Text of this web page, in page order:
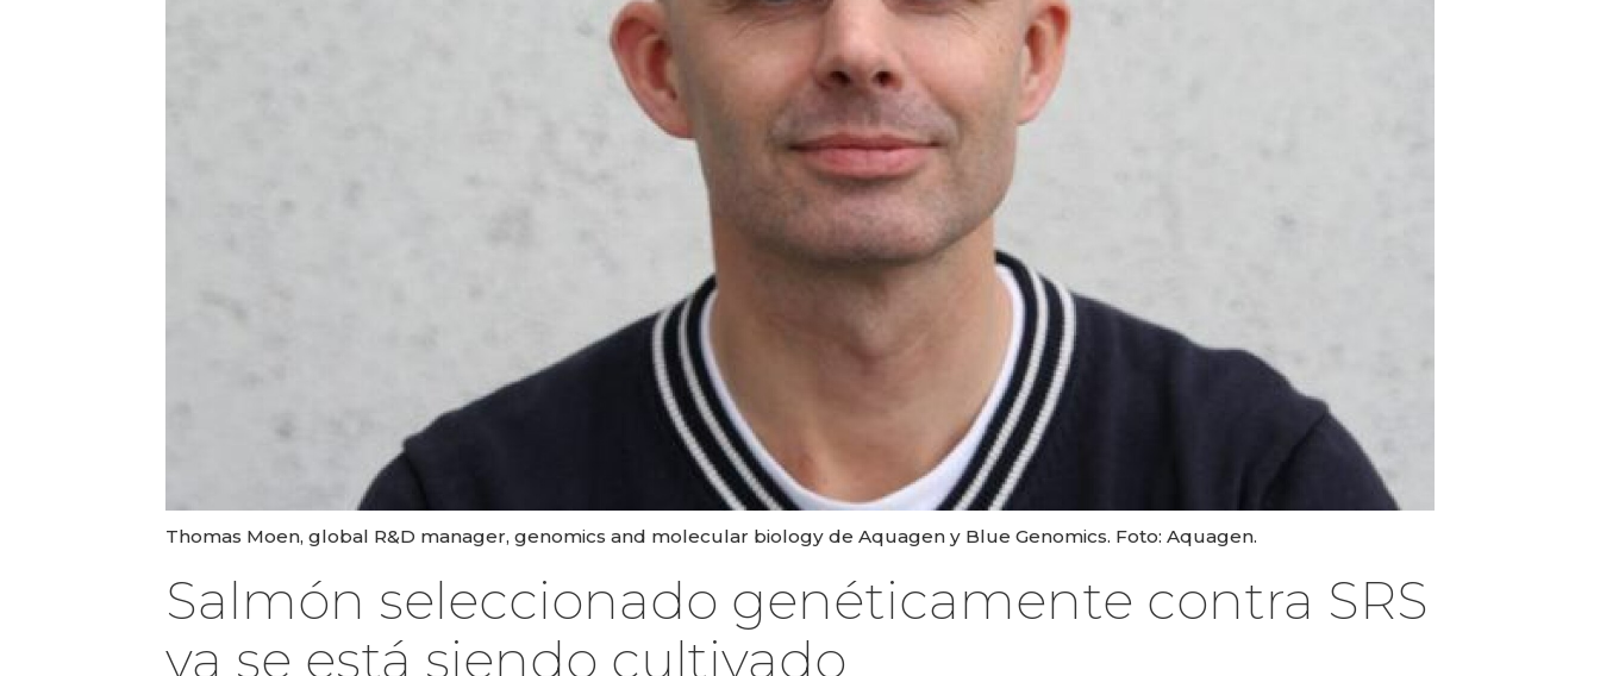
Thomas Moen, global R&D manager, genomics and molecular biology de Aquagen y Blue Genomics. Foto: Aquagen.
Salmón seleccionado genéticamente contra SRS
ya se está siendo cultivado